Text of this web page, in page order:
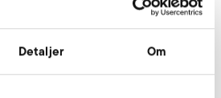
Detaljer Om